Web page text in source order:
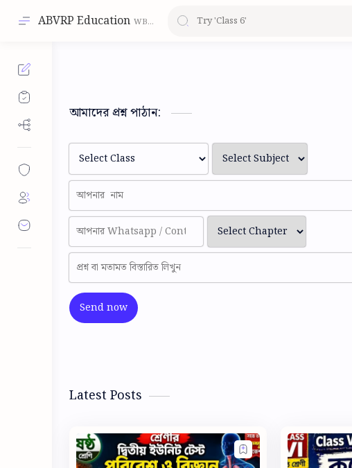
ABVRP Education
আমাদের প্রশ্ন পাঠান:
Send now
Latest Posts